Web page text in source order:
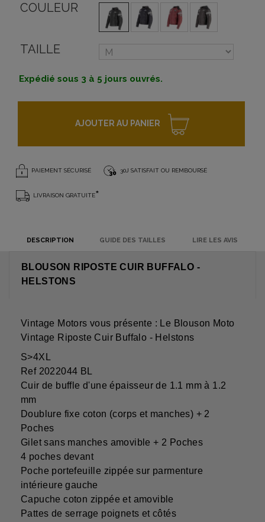
COULEUR
TAILLE
Expédié sous 3 à 5 jours ouvrés.
AJOUTER AU PANIER
PAIEMENT SÉCURISÉ 30J SATISFAIT OU REMBOURSÉ
LIVRAISON GRATUITE*
DESCRIPTION GUIDE DES TAILLES LIRE LES AVIS
BLOUSON RIPOSTE CUIR BUFFALO -
HELSTONS
Vintage Motors vous présente : Le Blouson Moto
Vintage Riposte Cuir Buffalo - Helstons
S>4XL
Ref 2022044 BL
Cuir de buffle d'une épaisseur de 1.1 mm à 1.2
mm
Doublure fixe coton (corps et manches) + 2
Poches
Gilet sans manches amovible + 2 Poches
4 poches devant
Poche portefeuille zippée sur parmenture
intérieure gauche
Capuche coton zippée et amovible
Pattes de serrage poignets et côtés